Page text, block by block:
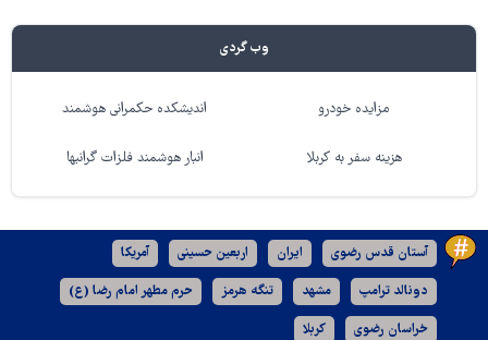
وب گردی
مزایده خودرو اندیشکده حکمرانی هوشمند
هزینه سفر به کربلا انبار هوشمند فلزات گرانبها
آستان قدس رضوی ایران اربعین حسینی آمریکا
دونالد ترامپ مشهد تنگه هرمز حرم مطهر امام رضا (ع)
خراسان رضوی کربلا